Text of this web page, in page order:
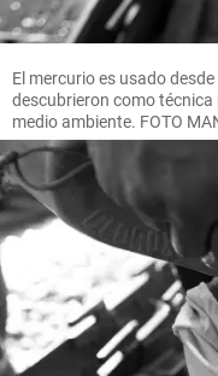
El mercurio es usado
descubrieron como técnica
medio ambiente. FOTO